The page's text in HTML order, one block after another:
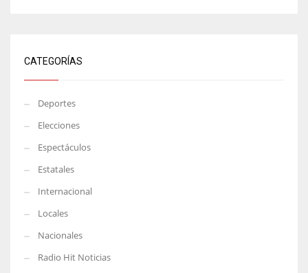
CATEGORÍAS
Deportes
Elecciones
Espectáculos
Estatales
Internacional
Locales
Nacionales
Radio Hit Noticias